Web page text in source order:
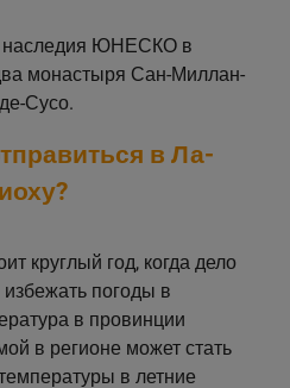
наследия ЮНЕСКО в
монастыря Сан-Миллан-
Сусо.
в Ла-
круглый год, когда дело
избежать погоды в
в провинции
в регионе может стать
в летние